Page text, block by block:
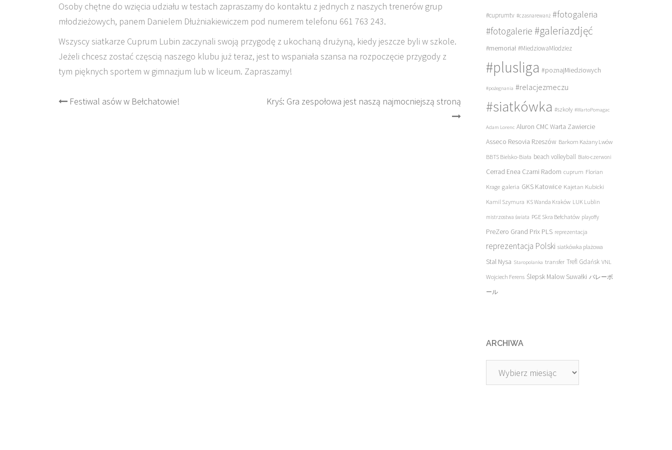
Osoby chętne do wzięcia udziału w testach zapraszamy do kontaktu z jednych z naszych trenerów grup
młodzieżowych, panem Danielem Dłużniakiewiczem pod numerem telefonu 661 763 243.
Wszyscy siatkarze Cuprum Lubin zaczynali swoją przygodę z ukochaną drużyną, kiedy jeszcze byli w szkole.
Jeżeli chcesz zostać częscią naszego klubu już teraz, jest to wspaniała szansa na rozpoczęcie przygody z
tym pięknych sportem w gimnazjum lub w liceum. Zapraszamy!
Post
Festiwal asów w Bełchatowie! Kryś: Gra zespołowa jest naszą najmocniejszą stroną
#cuprumtv #czasnarewanż #fotogaleria
#fotogalerie #galeriazdjęć
#memoriał #MiedziowaMlodziez
#plusliga #poznajMiedziowych
#pożegnania #relacjezmeczu
#siatkówka #szkoły #WartoPomagac
Adam Lorenc Aluron CMC Warta Zawiercie
Asseco Resovia Rzeszów Barkom Każany Lwów
BBTS Bielsko-Biała beach volleyball Biało-czerwoni
Cerrad Enea Czarni Radom cuprum Florian
Krage galeria GKS Katowice Kajetan Kubicki
Kamil Szymura KS Wanda Kraków LUK Lublin
mistrzostwa świata PGE Skra Bełchatów playoffy
PreZero Grand Prix PLS reprezentacja
reprezentacja Polski siatkówka plażowa
Stal Nysa Staropolanka transfer Trefl Gdańsk VNL
Wojciech Ferens Ślepsk Malow Suwałki バレーボ
ール
ARCHIWA
Archiwa